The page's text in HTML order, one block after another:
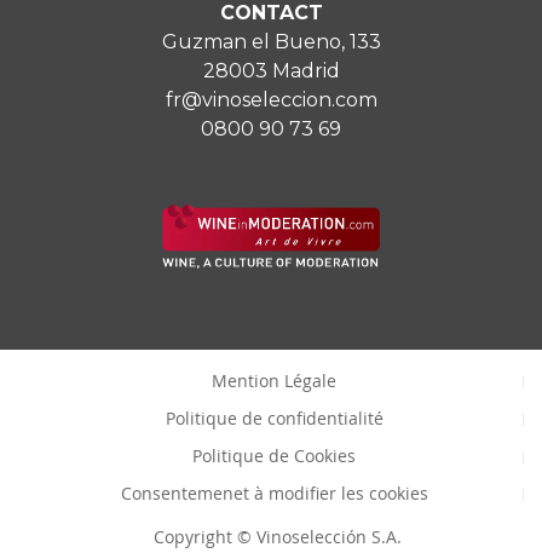
CONTACT
Guzman el Bueno, 133
28003 Madrid
fr@vinoseleccion.com
0800 90 73 69
Mention Légale
Politique de confidentialité
Politique de Cookies
Consentemenet à modifier les cookies
Copyright © Vinoselección S.A.